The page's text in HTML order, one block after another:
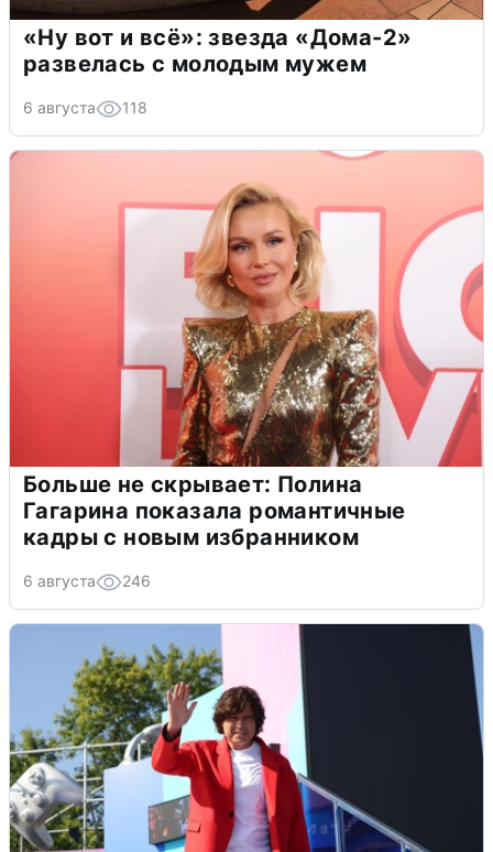
«Ну вот и всё»: звезда «Дома-2»
развелась с молодым мужем
6 августа 118
Больше не скрывает: Полина
Гагарина показала романтичные
кадры с новым избранником
6 августа 246